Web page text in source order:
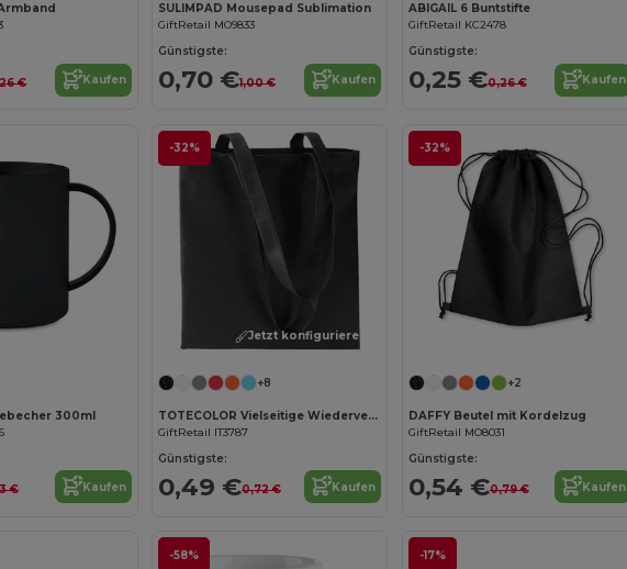
€ Kaufen
SULIMPAD Mousepad Sublimation
GiftRetail MO9833
Günstigste:
0,70 €1,00 € Kaufen
ABIGAIL 6 Buntstifte
GiftRetail KC2478
Günstigste:
0,25 €0,26 € Kaufen
300ml
€ Kaufen
-32%
Jetzt konfigurieren!
+8
TOTECOLOR Vielseitige Wiederverwendbare Einkaufs- und Strandtasche
GiftRetail IT3787
Günstigste:
0,49 €0,72 € Kaufen
-32%
+2
DAFFY Beutel mit Kordelzug
GiftRetail MO8031
Günstigste:
0,54 €0,79 € Kaufen
-58% -17%